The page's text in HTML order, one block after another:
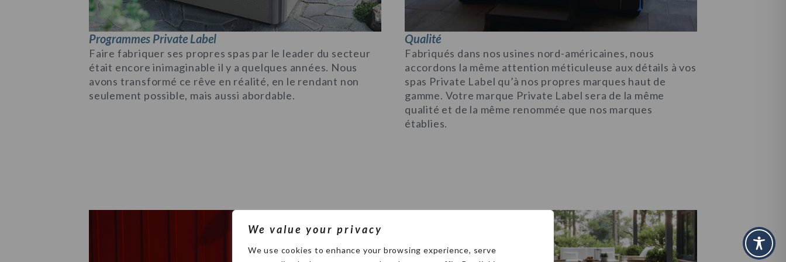
We value your privacy
We use cookies to enhance your browsing experience, serve
Programmes Private Label
Faire fabriquer ses propres spas par le leader du secteur
était encore inimaginable il y a quelques années. Nous
avons transformé ce rêve en réalité, en le rendant non
seulement possible, mais aussi abordable.
Qualité
Fabriqués dans nos usines nord-américaines, nous
accordons la même attention méticuleuse aux détails à vos
spas Private Label qu’à nos propres marques haut de
gamme. Votre marque Private Label sera de la même
qualité et de la même renommée que nos marques
établies.